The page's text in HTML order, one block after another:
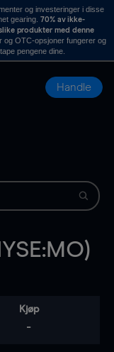
og investeringer i disse
gearing. 70% av ikke-
produkter med denne
og OTC-opsjoner fungerer og
pengene dine.
Handle
Kjøp
-